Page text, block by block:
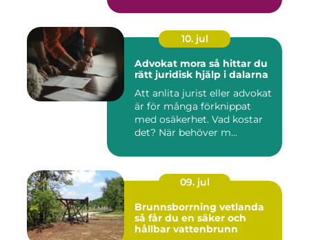
10. jul
Advokat mora så hittar du
rätt juridisk hjälp i dalarna
Att anlita jurist eller advokat
är för många förknippat
med osäkerhet. Vad kostar
det? När behöver m...
09. jul
Brunnsborrning vetlanda
så får du en säker och
hållbar vattenbrunn